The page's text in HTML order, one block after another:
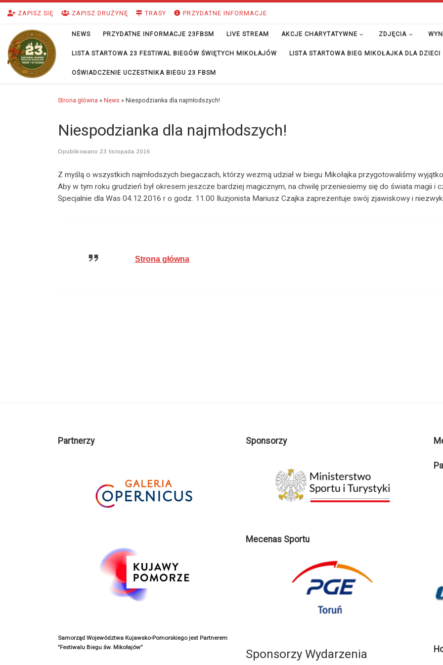
Przejdź do treści
ZAPISZ SIĘ ZAPISZ DRUŻYNĘ TRASY PRZYDATNE INFORMACJE
NEWS PRZYDATNE INFORMACJE 23FBSM LIVE STREAM AKCJE CHARYTATYWNE ZDJĘCIA
LISTA STARTOWA 23 FESTIWAL BIEGÓW ŚWIĘTYCH MIKOŁAJÓW LISTA STARTOWA BIEG MIKOŁAJKA DLA
OŚWIADCZENIE UCZESTNIKA BIEGU 23 FBSM
Strona główna » News » Niespodzianka dla najmłodszych!
Niespodzianka dla najmłodszych!
Opublikowano 23 listopada 2016
Z myślą o wszystkich najmłodszych biegaczach, którzy wezmą udział w biegu Mikołajka przygotowaliśmy
Aby w tym roku grudzień był okresem jeszcze bardziej magicznym, na chwilę przeniesiemy się do świata magii i
Specjalnie dla Was 04.12.2016 r o godz. 11.00 Iluzjonista Mariusz Czajka zaprezentuje swój zjawiskowy i
Strona główna
Partnerzy
Samorząd Województwa Kujawsko-Pomorskiego jest Partnerem
"Festiwalu Biegu św. Mikołajów”
Sponsorzy
Mecenas Sportu
Sponsorzy Wydarzenia